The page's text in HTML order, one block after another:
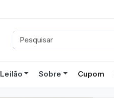
Leilão Sobre Cupom